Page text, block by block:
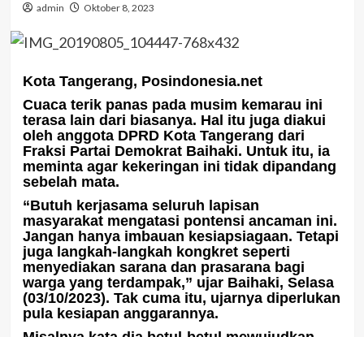
admin Oktober 8, 2023
Kota Tangerang, Posindonesia.net
Cuaca terik panas pada musim kemarau ini
terasa lain dari biasanya. Hal itu juga diakui
oleh anggota DPRD Kota Tangerang dari
Fraksi Partai Demokrat Baihaki. Untuk itu, ia
meminta agar kekeringan ini tidak dipandang
sebelah mata.
“Butuh kerjasama seluruh lapisan
masyarakat mengatasi pontensi ancaman ini.
Jangan hanya imbauan kesiapsiagaan. Tetapi
juga langkah-langkah kongkret seperti
menyediakan sarana dan prasarana bagi
warga yang terdampak,” ujar Baihaki, Selasa
(03/10/2023). Tak cuma itu, ujarnya diperlukan
pula kesiapan anggarannya.